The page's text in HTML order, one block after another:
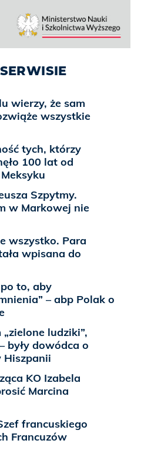
wierzy, że sam
wszystkie
tych, którzy
100 lat od
Szpytmy.
w Markowej nie
wszystko. Para
wpisana do
to, aby
– abp Polak o
ludziki”,
były dowódca o
KO Izabela
Marcina
francuskiego
Francuzów